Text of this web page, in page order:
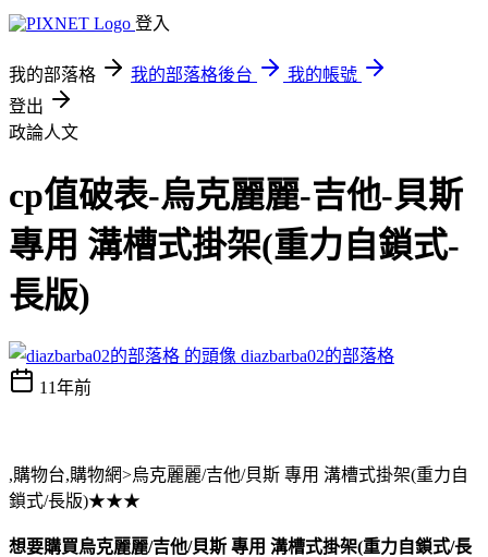
登入
我的部落格 我的部落格後台
我的帳號
登出
政論人文
cp值破表-烏克麗麗-吉他-貝斯
專用 溝槽式掛架(重力自鎖式-
長版)
diazbarba02的部落格
11年前
,購物台,購物網>烏克麗麗/吉他/貝斯 專用 溝槽式掛架(重力自
鎖式/長版)★★★
想要購買烏克麗麗/吉他/貝斯 專用 溝槽式掛架(重力自鎖式/長